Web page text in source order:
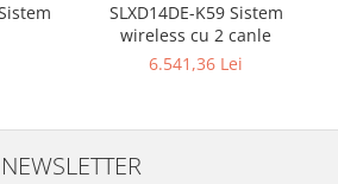
SLXD14DE-K59 Sistem
wireless cu 2 canle
6.541,36 Lei
NEWSLETTER